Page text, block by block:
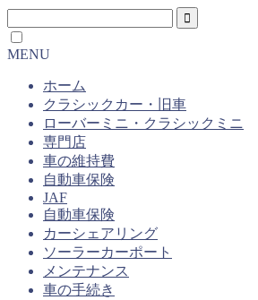
MENU
ホーム
クラシックカー・旧車
ローバーミニ・クラシックミニ
専門店
車の維持費
自動車保険
JAF
自動車保険
カーシェアリング
ソーラーカーポート
メンテナンス
車の手続き